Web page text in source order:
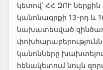
կետով՝ ՀՀ ԶՈՒ
կանոնագրքի 13-րդ և
նախատեսված
կանոնները
հենակետում նույն